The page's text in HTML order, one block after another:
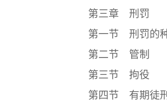
第三章 刑罚
第一节 刑罚的
第二节 管制
第三节 拘役
第四节 有期徒刑